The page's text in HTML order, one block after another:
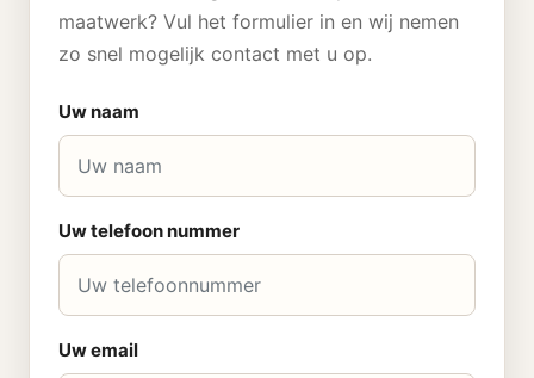
maatwerk? Vul het formulier in en wij nemen
zo snel mogelijk contact met u op.
Uw naam
Uw telefoon nummer
Uw email